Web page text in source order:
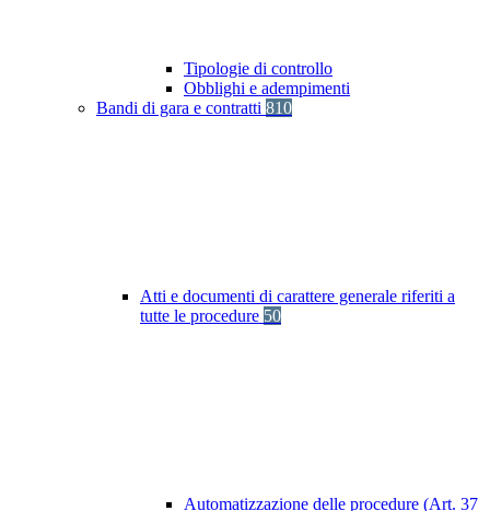
Tipologie di controllo
Obblighi e adempimenti
Bandi di gara e contratti 810
Atti e documenti di carattere generale riferiti a
tutte le procedure 50
Automatizzazione delle procedure (Art. 37